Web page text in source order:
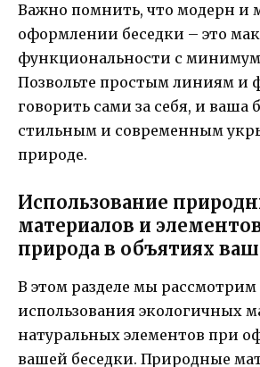
Важно помнить, что модерн и
оформлении беседки – это
функциональности с
Позвольте простым линиям и
говорить сами за себя, и ваша
стильным и современным
природе.
Использование
материалов и
природа в объятиях
В этом разделе мы
использования экологичных
натуральных элементов при
вашей беседки. Природные